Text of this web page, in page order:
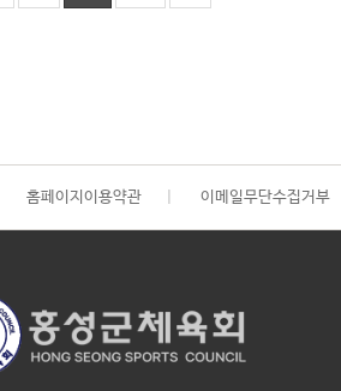
홈페이지이용약관 이메일무단수집거부